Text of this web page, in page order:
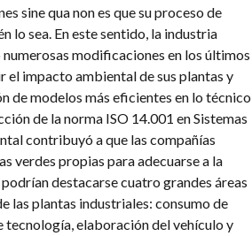
sine qua non es que su proceso de
lo sea. En este sentido, la industria
modificaciones en los últimos
el impacto ambiental de sus plantas y
de modelos más eficientes en lo técnico
de la norma ISO 14.001 en Sistemas
contribuyó a que las compañías
verdes propias para adecuarse a la
destacarse cuatro grandes áreas
las plantas industriales: consumo de
tecnología, elaboración del vehículo y